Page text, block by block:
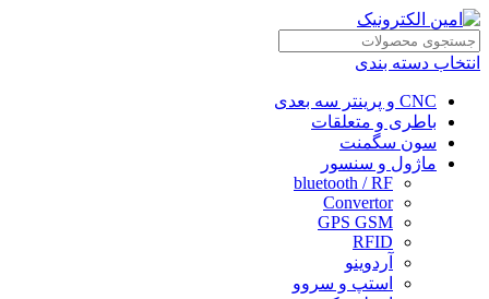
انتخاب دسته بندی
CNC و پرینتر سه بعدی
باطری و متعلقات
سون سگمنت
ماژول و سنسور
bluetooth / RF
Convertor
GPS GSM
RFID
آردوینو
استپ و سروو